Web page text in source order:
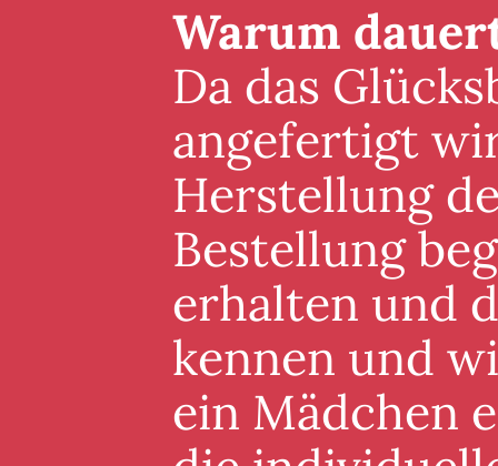
Warum
Da das
angefertigt
Herstellung
Bestellung
erhalten und
kennen und
ein Mädchen